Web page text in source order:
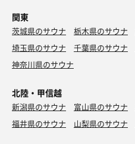
関東
茨城県のサウナ 栃木県のサウナ
埼玉県のサウナ
千葉県のサウナ
神奈川県のサウナ
北陸・甲信越
新潟県のサウナ 富山県のサウナ
福井県のサウナ
山梨県のサウナ